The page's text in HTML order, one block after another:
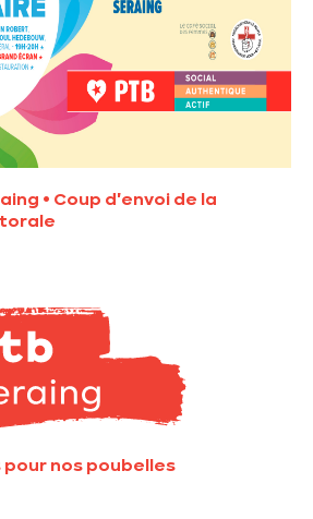
• Coup d'envoi de la
pour nos poubelles